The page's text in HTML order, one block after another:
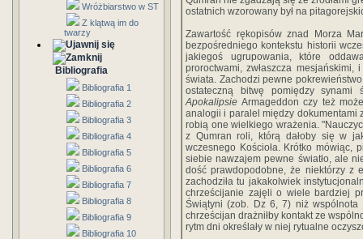
Wróżbiarstwo w ST
Z klątwą im do
twarzy
Bibliografia
Bibliografia 1
Bibliografia 2
Bibliografia 3
Bibliografia 4
Bibliografia 5
Bibliografia 6
Bibliografia 7
Bibliografia 8
Bibliografia 9
Bibliografia 10
ostatnich wzorowany był na
Zawartość rękopisów znad Morza
bezpośredniego kontekstu historii
jakiegoś ugrupowania, które
proroctwami, zwłaszcza
świata. Zachodzi pewne
ostateczną bitwę pomiędzy synami
Apokalipsie Armageddon czy też
analogii i paralel między dokumentami
robią one wielkiego wrażenia.
z Qumran roli, którą dałoby się w
wczesnego Kościoła. Krótko mówiąc,
siebie nawzajem pewne światło, ale
dość prawdopodobne, że niektórzy z
zachodziła tu jakakolwiek
chrześcijanie zajęli o wiele bardziej
Świątyni (zob. Dz 6, 7) niż
chrześcijan drażniłby kontakt ze
rytm dni określały w niej rytualne